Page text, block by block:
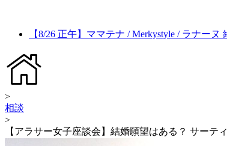
【8/26 正午】ママテナ / Merkystyle / ラナーヌ
>
相談
>
【アラサー女子座談会】結婚願望はある？ サーテ